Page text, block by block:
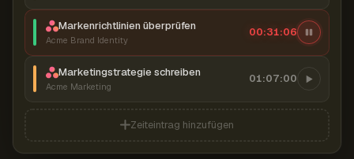
Markenrichtlinien überprüfen
Acme Brand Identity
00:31:07
Marketingstrategie schreiben
Acme Marketing
01:07:00
Zeiteintrag hinzufügen